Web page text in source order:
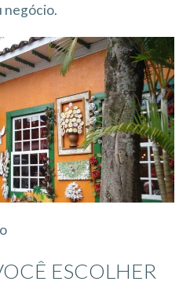
negócio.
ESCOLHER